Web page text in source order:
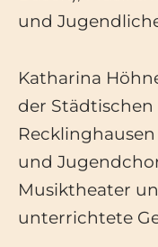
und
Katharina
der
und
Musiktheater
unterrichtete